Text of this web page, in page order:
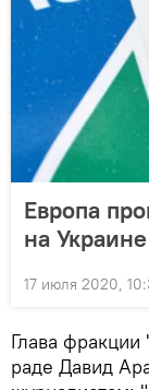
Европа
на
17 июля 2020,
Глава
раде Давид